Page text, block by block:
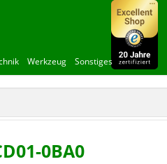
Werkzeug Sonstiges
0BA0